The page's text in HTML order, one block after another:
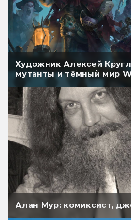
Художник Алексей
мутанты и тёмный мир
Алан Мур: комиксист,